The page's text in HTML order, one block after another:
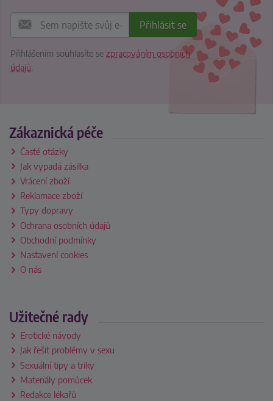
Přihlášením souhlasíte se zpracováním osobních
údajů.
Zákaznická péče
Časté otázky
Jak vypadá zásilka
Vrácení zboží
Reklamace zboží
Typy dopravy
Ochrana osobních údajů
Obchodní podmínky
Nastavení cookies
O nás
Užitečné rady
Erotické návody
Jak řešit problémy v sexu
Sexuální tipy a triky
Materiály pomůcek
Redakce lékařů